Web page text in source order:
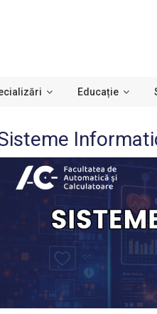
Educație